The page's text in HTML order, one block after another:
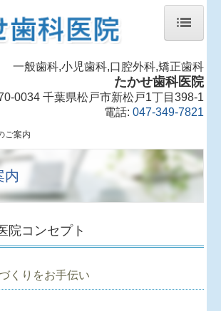
ス
一般歯科,小児歯科,口腔外科,矯正歯科
たかせ歯科医院
0034 千葉県松戸市新松戸1丁目398-1
電話: 047-349-7821
ご案内
内
院コンセプト
くりをお手伝い